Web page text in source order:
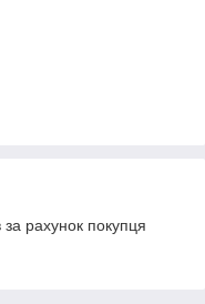
рахунок покупця